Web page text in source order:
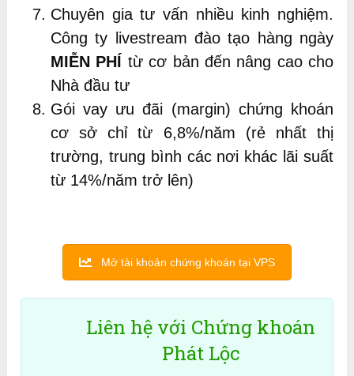
Chuyên gia tư vấn nhiều kinh nghiệm.
Công ty livestream đào tạo hàng ngày
MIỄN PHÍ từ cơ bản đến nâng cao cho
Nhà đầu tư
Gói vay ưu đãi (margin) chứng khoán
cơ sở chỉ từ 6,8%/năm (rẻ nhất thị
trường, trung bình các nơi khác lãi suất
từ 14%/năm trở lên)
Mở tài khoản chứng khoán tại VPS
Liên hệ với Chứng khoán
Phát Lộc